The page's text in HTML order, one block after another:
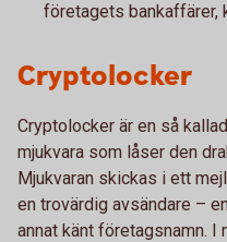
företagets bankaffärer,
Cryptolocker
Cryptolocker är en så
mjukvara som låser den
Mjukvaran skickas i ett
en trovärdig avsändare –
annat känt företagsnamn. I